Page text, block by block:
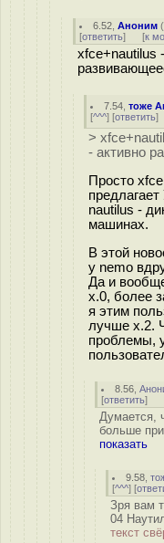
6.52 ,Аноним (
[ответить] [к
xfce+nautilus
7.54 ,тоже
[^^^] [ответить]
>
- активно
Просто
nautilus -
машинах.
В этой
у nemo
Да и
x.0, более
я этим
лучше х.2.
проблемы,
8.56 ,
[ответить]
Думается,
больше
показать
9.58 ,
[^^^] [
Зря вам
04
текст